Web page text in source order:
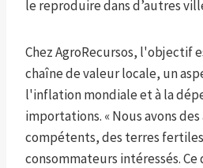
le reproduire dans d’autres
Chez AgroRecursos, l'objectif
chaîne de valeur locale, un
l'inflation mondiale et à la
importations. « Nous avons
compétents, des terres
consommateurs intéressés.